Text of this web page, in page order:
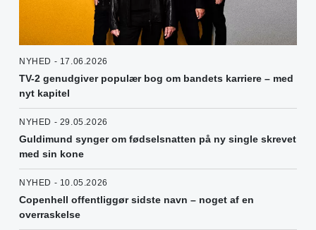
NYHED - 17.06.2026
TV-2 genudgiver populær bog om bandets karriere – med
nyt kapitel
NYHED - 29.05.2026
Guldimund synger om fødselsnatten på ny single skrevet
med sin kone
NYHED - 10.05.2026
Copenhell offentliggør sidste navn – noget af en
overraskelse